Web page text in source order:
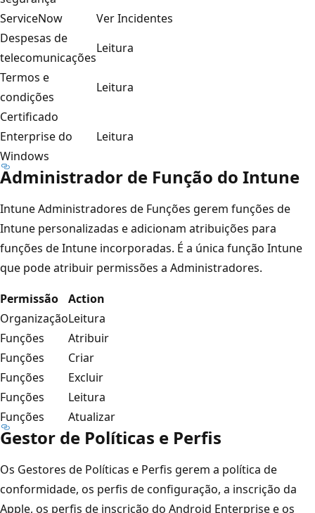
ServiceNow
Ver Incidentes
Despesas de
telecomunicações
Leitura
Termos e
condições
Leitura
Certificado
Enterprise do
Windows
Leitura
Administrador de Função do Intune
Intune Administradores de Funções gerem funções de
Intune personalizadas e adicionam atribuições para
funções de Intune incorporadas. É a única função Intune
que pode atribuir permissões a Administradores.
Permissão
Action
OrganizaçãoLeitura
Funções
Atribuir
Funções
Criar
Funções
Excluir
Funções
Leitura
Funções
Atualizar
Gestor de Políticas e Perfis
Os Gestores de Políticas e Perfis gerem a política de
conformidade, os perfis de configuração, a inscrição da
Apple, os perfis de inscrição do Android Enterprise e os